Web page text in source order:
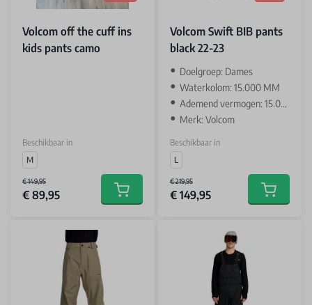
Volcom off the cuff ins
kids pants camo
Beschikbaar in
M
€ 149,95
€ 89,95 Add to cart
Volcom Swift BIB pants
black 22-23
Doelgroep: Dames
Waterkolom: 15.000 MM
Ademend vermogen: 15.000 GR
Merk: Volcom
Beschikbaar in
L
€ 219,95
€ 149,95 Add to